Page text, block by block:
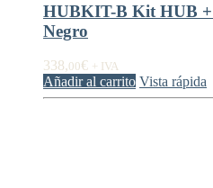
HUBKIT-B Kit HUB
Negro
338,00€ + IVA
Añadir al carrito Vista rápida